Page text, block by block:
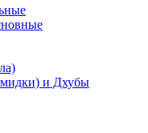
и Дхубы